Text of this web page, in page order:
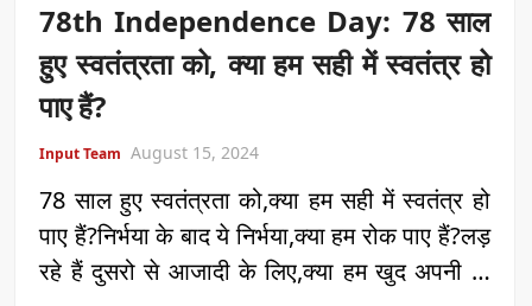
78th Independence Day: 78 साल
हुए स्वतंत्रता को, क्या हम सही में स्वतंत्र हो
पाए हैं?
Input Team August 15, 2024
78 साल हुए स्वतंत्रता को,क्या हम सही में स्वतंत्र हो
पाए हैं?निर्भया के बाद ये निर्भया,क्या हम रोक पाए हैं?लड़
रहे हैं दुसरो से आजादी के लिए,क्या हम खुद अपनी …